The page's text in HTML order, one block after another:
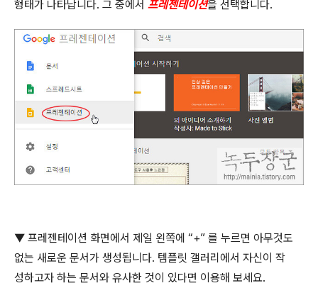
형태가 나타납니다. 그 중에서 프레젠테이션을 선택합니다.
▼ 프레젠테이션 화면에서 제일 왼쪽에 “+” 를 누르면 아무것도
없는 새로운 문서가 생성됩니다. 템플릿 갤러리에서 자신이 작
성하고자 하는 문서와 유사한 것이 있다면 이용해 보세요.